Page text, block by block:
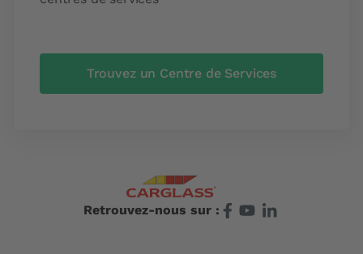
Trouvez un Centre de Services
Retrouvez-nous sur :